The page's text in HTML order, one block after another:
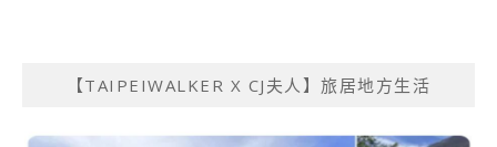
【TAIPEIWALKER X CJ夫人】旅居地方生活